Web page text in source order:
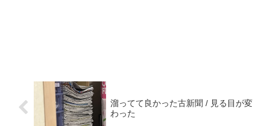
溜ってて良かった古新聞 / 見る目が変
わった